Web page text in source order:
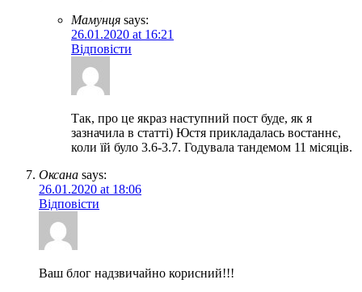
Мамунця says:
26.01.2020 at 16:21
Відповісти
Так, про це якраз наступний пост буде, як я
зазначила в статті) Юстя прикладалась востаннє,
коли їй було 3.6-3.7. Годувала тандемом 11 місяців.
Оксана says:
26.01.2020 at 18:06
Відповісти
Ваш блог надзвичайно корисний!!!